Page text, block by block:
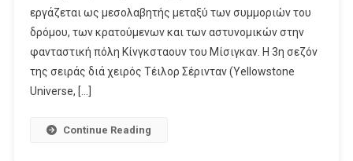
Δημοφιλούς
Σειράς
«Mayor
Of
εργάζεται ως μεσολαβητής μεταξύ των συμμοριών του
δρόμου, των κρατούμενων και των αστυνομικών στην
φανταστική πόλη Κίνγκσταουν του Μίσιγκαν. Η 3η σεζόν
της σειράς διά χειρός Τέιλορ Σέρινταν (Yellowstone
Universe, […]
Continue Reading